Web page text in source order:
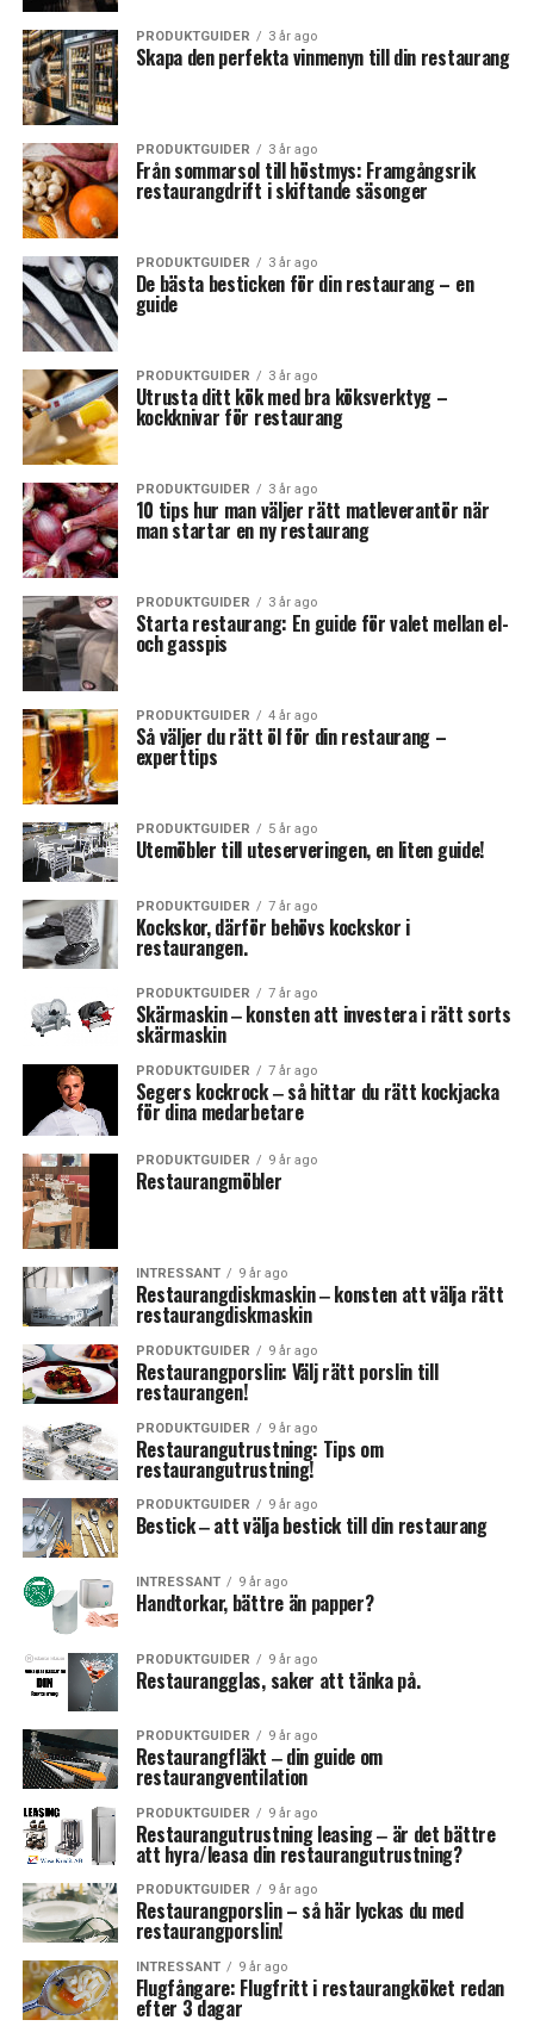
PRODUKTGUIDER 3 år ago
Skapa den perfekta vinmenyn till din restaurang
PRODUKTGUIDER 3 år ago
Från sommarsol till höstmys: Framgångsrik
restaurangdrift i skiftande säsonger
PRODUKTGUIDER 3 år ago
De bästa besticken för din restaurang – en
guide
PRODUKTGUIDER 3 år ago
Utrusta ditt kök med bra köksverktyg –
kockknivar för restaurang
PRODUKTGUIDER 3 år ago
10 tips hur man väljer rätt matleverantör när
man startar en ny restaurang
PRODUKTGUIDER 3 år ago
Starta restaurang: En guide för valet mellan el-
och gasspis
PRODUKTGUIDER 4 år ago
Så väljer du rätt öl för din restaurang –
experttips
PRODUKTGUIDER 5 år ago
Utemöbler till uteserveringen, en liten guide!
PRODUKTGUIDER 7 år ago
Kockskor, därför behövs kockskor i
restaurangen.
PRODUKTGUIDER 7 år ago
Skärmaskin ‒ konsten att investera i rätt sorts
skärmaskin
PRODUKTGUIDER 7 år ago
Segers kockrock ‒ så hittar du rätt kockjacka
för dina medarbetare
PRODUKTGUIDER 9 år ago
Restaurangmöbler
INTRESSANT 9 år ago
Restaurangdiskmaskin ‒ konsten att välja rätt
restaurangdiskmaskin
PRODUKTGUIDER 9 år ago
Restaurangporslin: Välj rätt porslin till
restaurangen!
PRODUKTGUIDER 9 år ago
Restaurangutrustning: Tips om
restaurangutrustning!
PRODUKTGUIDER 9 år ago
Bestick ‒ att välja bestick till din restaurang
INTRESSANT 9 år ago
Handtorkar, bättre än papper?
PRODUKTGUIDER 9 år ago
Restaurangglas, saker att tänka på.
PRODUKTGUIDER 9 år ago
Restaurangfläkt ‒ din guide om
restaurangventilation
PRODUKTGUIDER 9 år ago
Restaurangutrustning leasing ‒ är det bättre
att hyra/leasa din restaurangutrustning?
PRODUKTGUIDER 9 år ago
Restaurangporslin – så här lyckas du med
restaurangporslin!
INTRESSANT 9 år ago
Flugfångare: Flugfritt i restaurangköket redan
efter 3 dagar